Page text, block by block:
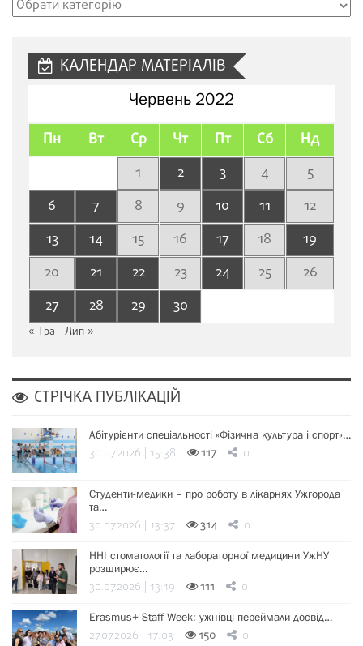
Рубрики
КАЛЕНДАР МАТЕРІАЛІВ
Червень 2022
Пн Вт Ср Чт Пт Сб Нд
1 2 3 4
5
6
7 8 9 10 11
12
13
14 15 16 17 18
19
20
21 22 23 24 25
26
27
28 29 30
« Тра Лип »
СТРІЧКА ПУБЛІКАЦІЙ
Абітурієнти спеціальності «Фізична культура і спорт»…
30.07.2026 | 15:38 117 0
Студенти-медики – про роботу в лікарнях Ужгорода
та…
30.07.2026 | 13:37 314 0
ННІ стоматології та лабораторної медицини УжНУ
розширює…
30.07.2026 | 13:19 111 0
Erasmus+ Staff Week: ужнівці переймали досвід…
27.07.2026 | 17:03 150 0